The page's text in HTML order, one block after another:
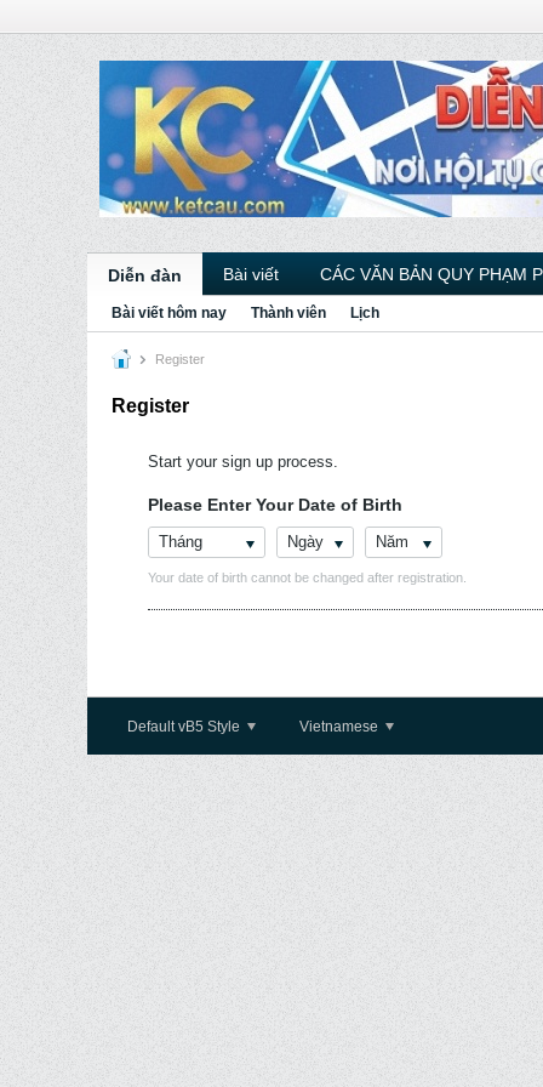
Diễn đàn Bài viết CÁC VĂN BẢN QUY PHẠM
Bài viết hôm nay Thành viên Lịch
Register
Register
Start your sign up process.
Please Enter Your Date of Birth
Tháng Ngày Năm
Your date of birth cannot be changed after registration.
Default vB5 Style Vietnamese